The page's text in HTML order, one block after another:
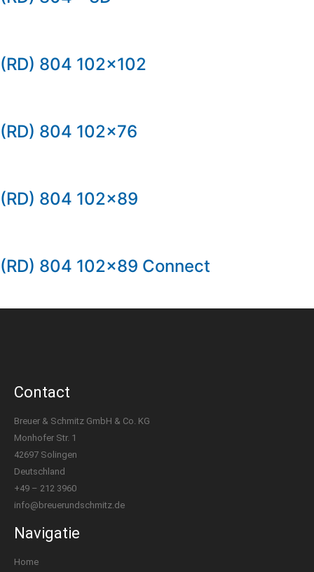
(RD) 804 102×102
(RD) 804 102×76
(RD) 804 102×89
(RD) 804 102×89 Connect
Contact
Breuer & Schmitz GmbH & Co. KG
Monhofer Str. 1
42697 Solingen
Deutschland
+49 – 212 3960
info@breuerundschmitz.de
Navigatie
Home